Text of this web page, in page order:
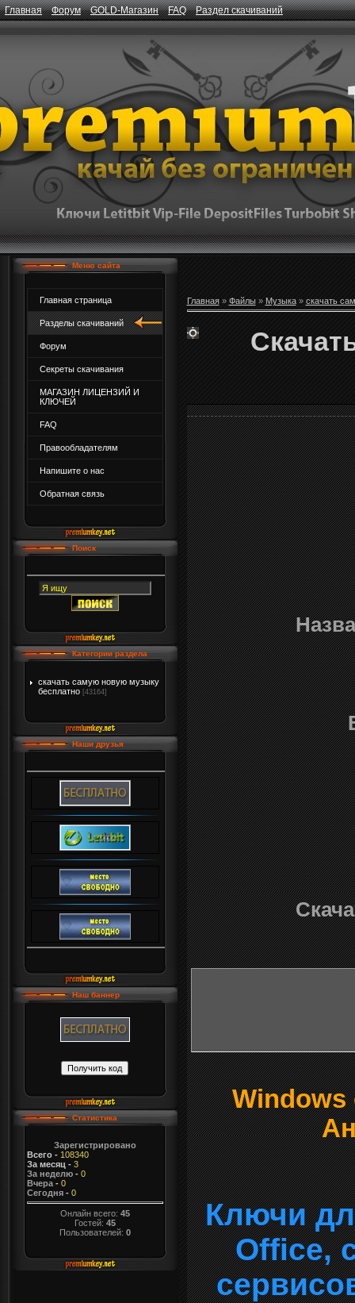
Главная Форум GOLD-Магазин FAQ Раздел скачиваний
Меню сайта
Главная страница
Разделы скачиваний
Форум
Секреты скачивания
МАГАЗИН ЛИЦЕНЗИЙ И
КЛЮЧЕЙ
FAQ
Правообладателям
Напишите о нас
Обратная связь
Поиск
Категории раздела
скачать самую новую музыку
бесплатно [43164]
Наши друзья
Наш баннер
Статистика
Зарегистрировано
Всего- 108340
За месяц - 3
За неделю- 0
Вчера- 0
Сегодня- 0
Онлайн всего: 45
Гостей: 45
Пользователей: 0
Главная» Файлы» Музыка» скачать
Windows
Ключи
Office,